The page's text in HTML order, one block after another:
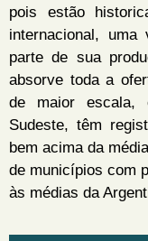
pois estão
internacional,
parte de sua
absorve toda a
de maior escala,
Sudeste, têm
bem acima da
de municípios com
às médias da